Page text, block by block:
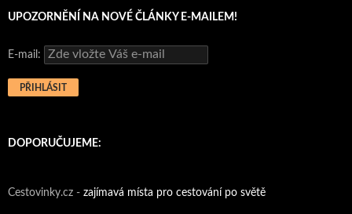
UPOZORNĚNÍ NA NOVÉ ČLÁNKY E-MAILEM!
E-mail:
DOPORUČUJEME:
Cestovinky.cz - zajímavá místa pro cestování po světě